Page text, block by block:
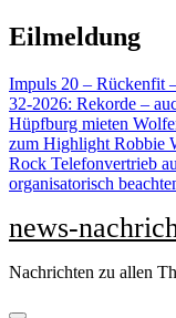
Zu
Inhalten
Eilmeldung
Impuls 20 – Rückenfit
32-2026: Rekorde –
Hüpfburg mieten
zum Highlight Robbie
Rock Telefonvertrieb
organisatorisch
news-
Nachrichten zu allen